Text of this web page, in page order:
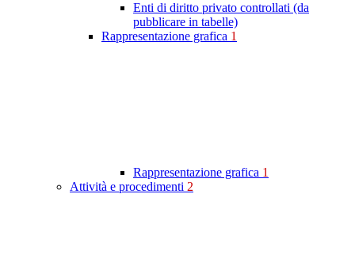
Enti di diritto privato controllati (da
pubblicare in tabelle)
Rappresentazione grafica 1
Rappresentazione grafica 1
Attività e procedimenti 2